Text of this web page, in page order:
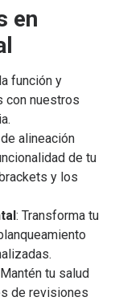
en
función y
con nuestros
alineación
de tu
y los
: Transforma tu
tu salud
de revisiones